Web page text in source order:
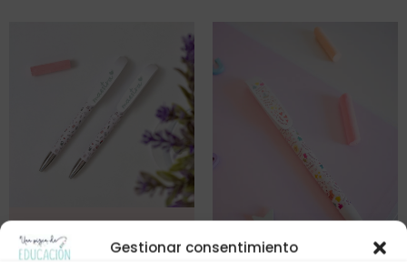
Gestionar consentimiento
metal)